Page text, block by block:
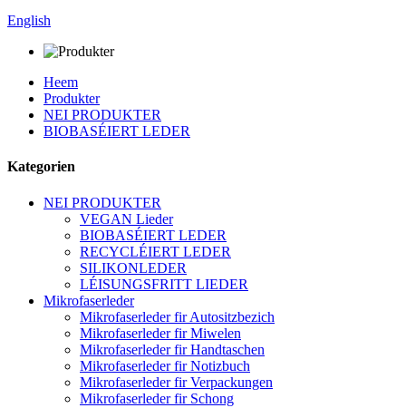
English
Heem
Produkter
NEI PRODUKTER
BIOBASÉIERT LEDER
Kategorien
NEI PRODUKTER
VEGAN Lieder
BIOBASÉIERT LEDER
RECYCLÉIERT LEDER
SILIKONLEDER
LÉISUNGSFRITT LIEDER
Mikrofaserleder
Mikrofaserleder fir Autositzbezich
Mikrofaserleder fir Miwelen
Mikrofaserleder fir Handtaschen
Mikrofaserleder fir Notizbuch
Mikrofaserleder fir Verpackungen
Mikrofaserleder fir Schong